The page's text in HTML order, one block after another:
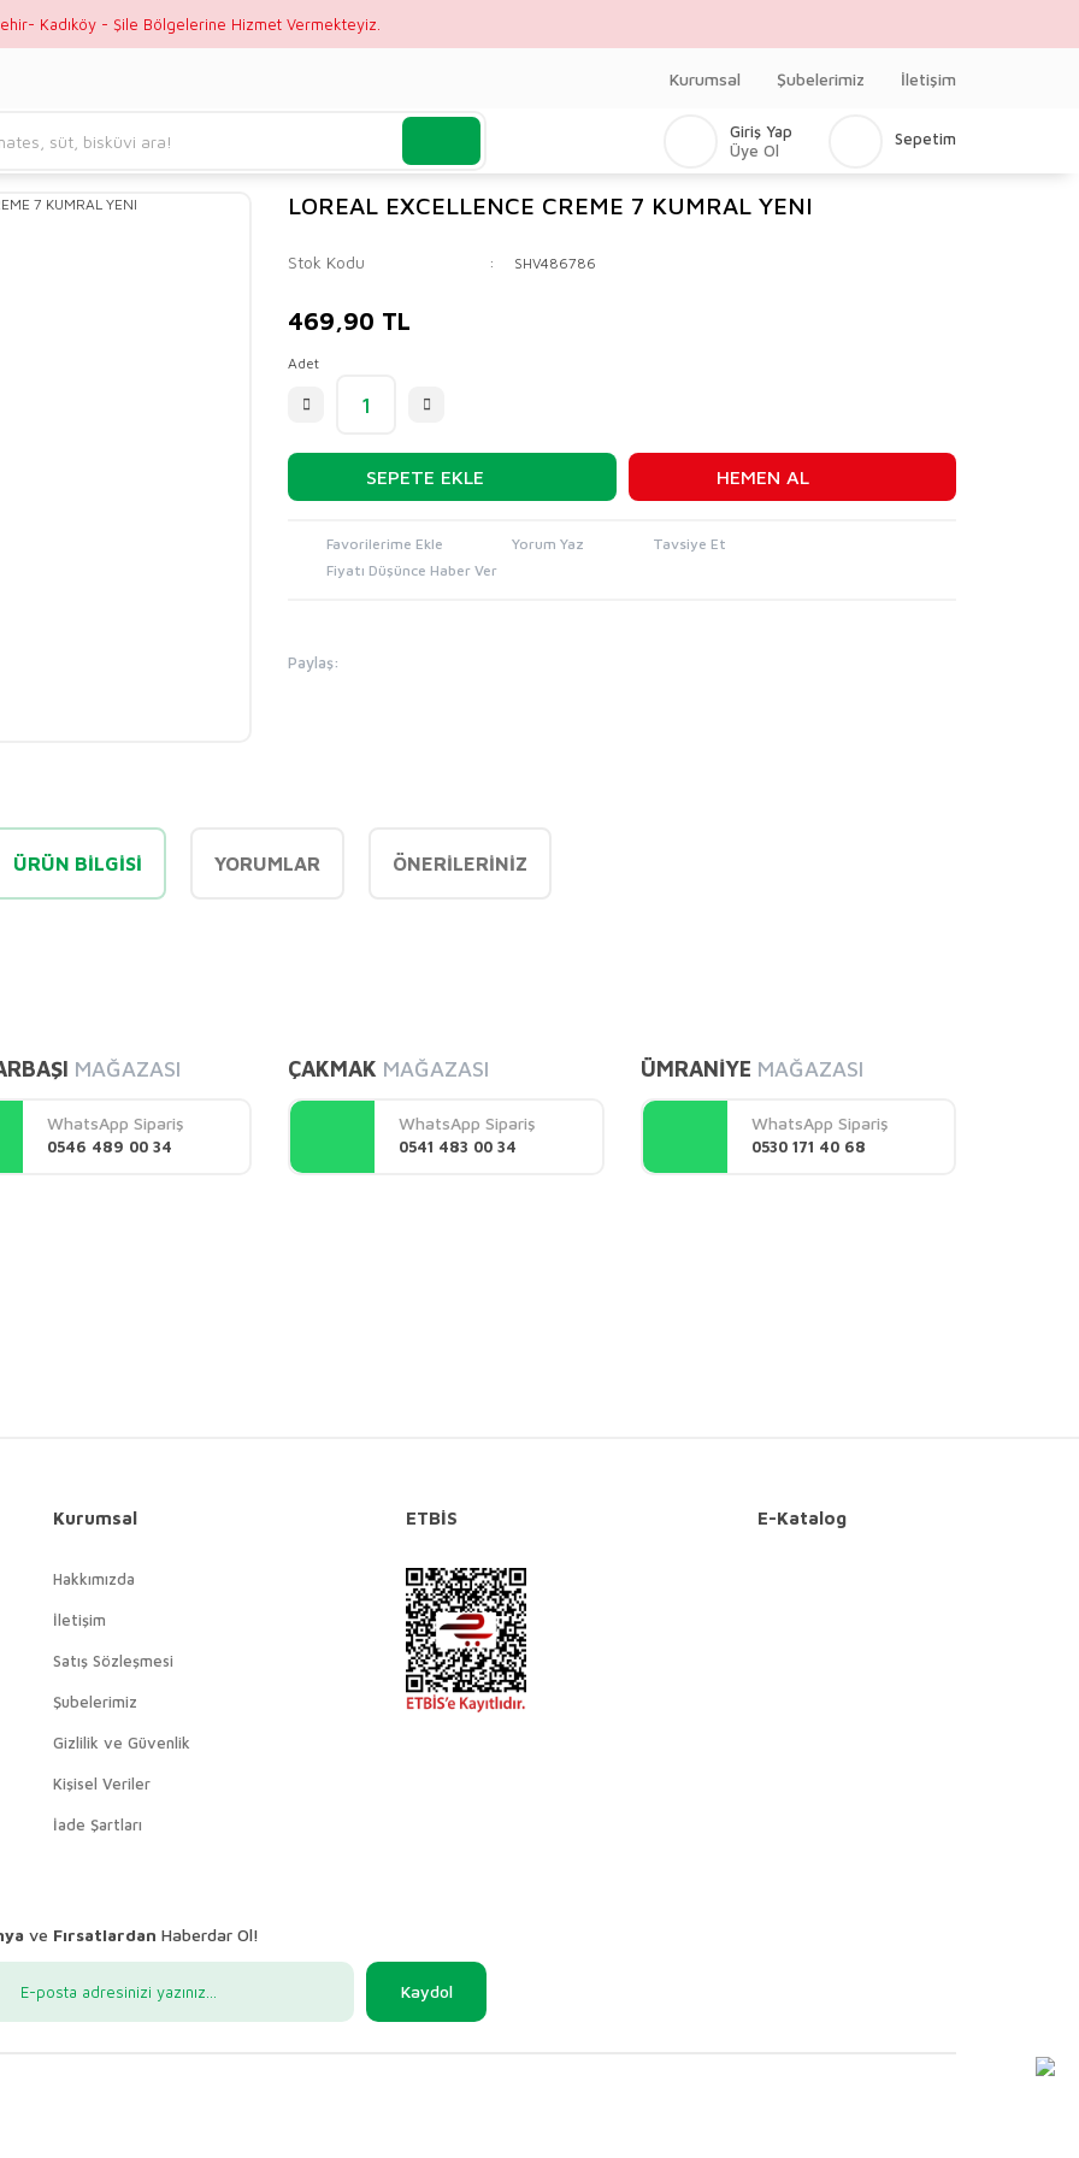
Kadıköy - Şile Bölgelerine Hizmet Vermekteyiz.
Kurumsal Şubelerimiz İletişim
Giriş Yap
Üye Ol
Sepetim
LOREAL EXCELLENCE CREME 7 KUMRAL YENI
Stok Kodu SHV486786
469,90 TL
Adet
SEPETE EKLE HEMEN AL
Yorum Yaz
Tavsiye Et
Fiyatı Düşünce Haber Ver
Paylaş:
ÜRÜN BILGISI YORUMLAR ÖNERILERINIZ
Yorum Yaz
MAĞAZASI
WhatsApp Sipariş
0546 489 00 34
ÇAKMAK MAĞAZASI
WhatsApp Sipariş
0541 483 00 34
ÜMRANİYE MAĞAZASI
WhatsApp Sipariş
0530 171 40 68
Kurumsal
Hakkımızda
İletişim
Satış Sözleşmesi
Şubelerimiz
Gizlilik ve Güvenlik
Kişisel Veriler
İade Şartları
ETBİS E-Katalog
ve Fırsatlardan Haberdar Ol!
Kaydol